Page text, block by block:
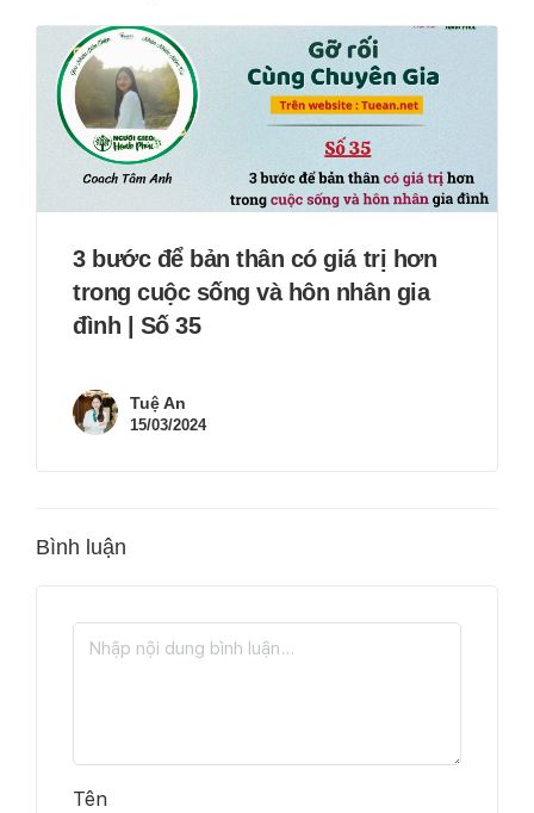
3 bước để bản thân có giá trị hơn
trong cuộc sống và hôn nhân gia
đình | Số 35
Tuệ An
15/03/2024
Bình luận
Tên